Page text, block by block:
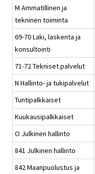
M Ammatillinen ja
tekninen toiminta
69-70 Laki, laskenta ja
konsultointi
71-72 Tekniset palvelut
N Hallinto- ja tukipalvelut
Tuntipalkkaiset
Kuukausipalkkaiset
O Julkinen hallinto
841 Julkinen hallinto
842 Maanpuolustus ja